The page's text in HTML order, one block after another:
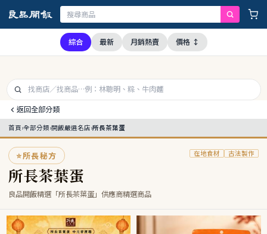
公司全品項與上游供應商均未採用問題油品，請安心購買食用
綜合 最新 月銷熱賣 價格 ↕
返回全部分類
首頁›全部分類›開飯嚴選名店›所長茶葉蛋
⭐所長秘方
所長茶葉蛋
良品開飯精選「所長茶葉蛋」供應商精選商品
在地食材 古法製作